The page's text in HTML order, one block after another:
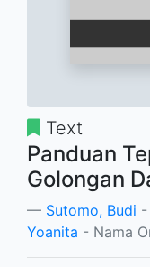
Text
Panduan
Golongan
Sutomo, Budi -
Yoanita - Nama